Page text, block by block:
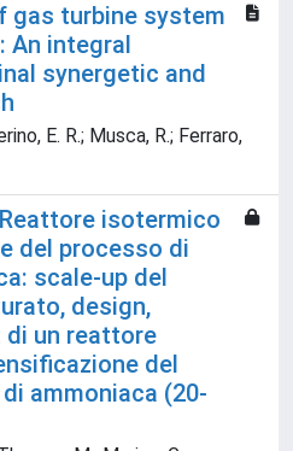
gas turbine system
An integral
synergetic and
E. R.; Musca, R.; Ferraro,
isotermico
del processo di
scale-up del
design,
di un reattore
del
ammoniaca (20-